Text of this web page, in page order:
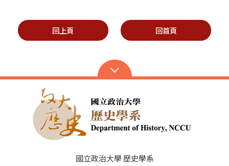
回上頁 回首頁
國立政治大學 歷史學系